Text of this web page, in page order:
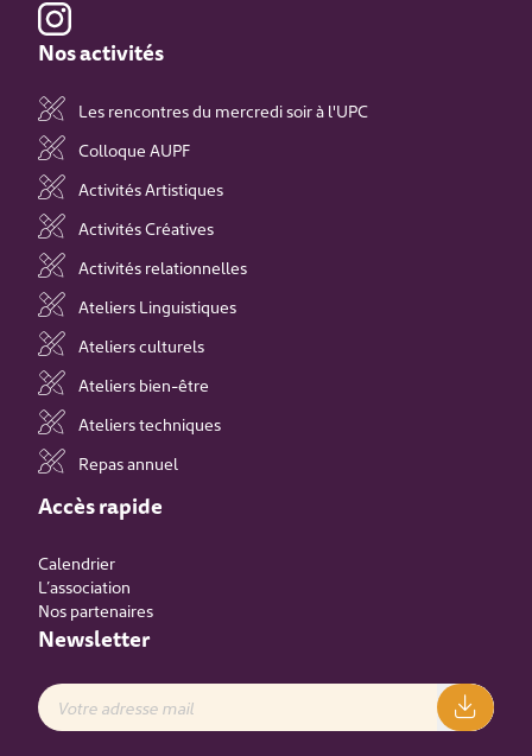
Nos activités
Les rencontres du mercredi soir à l'UPC
Colloque AUPF
Activités Artistiques
Activités Créatives
Activités relationnelles
Ateliers Linguistiques
Ateliers culturels
Ateliers bien-être
Ateliers techniques
Repas annuel
Accès rapide
Calendrier
L’association
Nos partenaires
Newsletter